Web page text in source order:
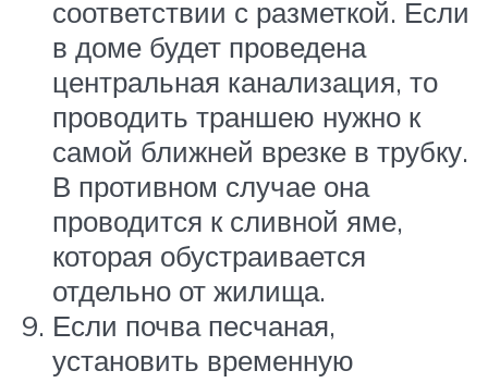
соответствии с разметкой. Если
в доме будет проведена
центральная канализация, то
проводить траншею нужно к
самой ближней врезке в трубку.
В противном случае она
проводится к сливной яме,
которая обустраивается
отдельно от жилища.
Если почва песчаная,
установить временную